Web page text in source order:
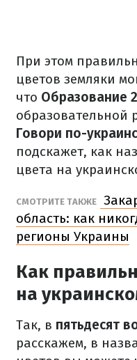
При этом
цветов земляки
что Образование
образовательной
Говори по-
подскажет, как
цвета на
СМОТРИТЕ ТАКЖЕ
область: как
регионы Украины
Как
на
Так, в пятьдесят
расскажем, в